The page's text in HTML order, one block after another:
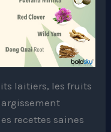
laitiers, les fruits
recettes saines